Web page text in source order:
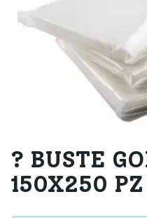
? BUSTE
150X250